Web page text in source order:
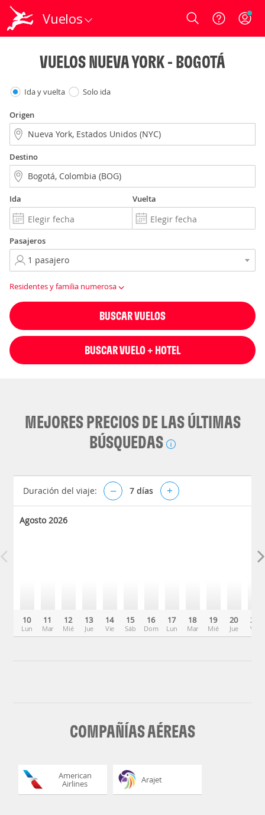
Vuelos Login
VUELOS NUEVA YORK - BOGOTÁ
Ida y vuelta Solo ida
Origen
Destino
Ida Vuelta
Pasajeros
Residentes y familia numerosa
BUSCAR VUELOS
BUSCAR VUELO + HOTEL
MEJORES PRECIOS DE LAS ÚLTIMAS
BÚSQUEDAS
Duración del viaje: – 7 días +
Agosto 2026
10
Lun
11
Mar
12
Mié
13
Jue
14
Vie
15
Sáb
16
Dom
17
Lun
18
Mar
19
Mié
20
Jue
21
Vie
COMPAÑÍAS AÉREAS
American
Airlines Arajet